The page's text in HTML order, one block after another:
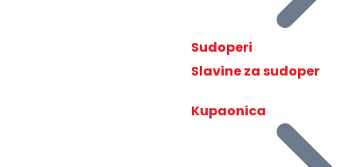
Sudoperi
Slavine za sudoper
Kupaonica